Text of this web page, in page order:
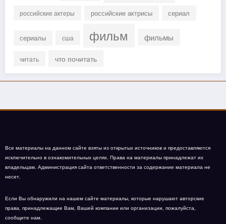
российские актеры российские актрисы сериал
сериалы сша фильм фильмы
читать что почитать
Все материалы на данном сайте взяты из открытых источников и предоставляются
исключительно в ознакомительных целях. Права на материалы принадлежат их
владельцам. Администрация сайта ответственности за содержание материала не
несет.
Если Вы обнаружили на нашем сайте материалы, которые нарушают авторские
права, принадлежащие Вам, Вашей компании или организации, пожалуйста,
сообщите нам.